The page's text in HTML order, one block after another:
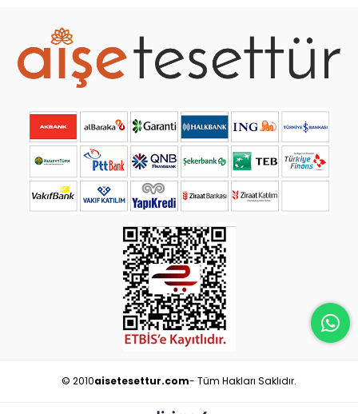
© 2010aisetesettur.com- Tüm Hakları Saklıdır.